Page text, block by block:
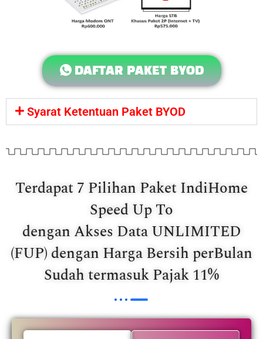
DAFTAR PAKET BYOD
Syarat Ketentuan Paket BYOD
Terdapat 7 Pilihan Paket IndiHome
Speed Up To
dengan Akses Data UNLIMITED
(FUP) dengan Harga Bersih perBulan
Sudah termasuk Pajak 11%